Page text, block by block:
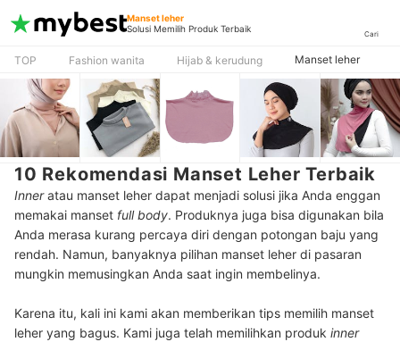
Manset leher
Solusi Memilih Produk Terbaik
Cari
TOP Fashion wanita Hijab & kerudung Manset leher
10 Rekomendasi Manset Leher Terbaik
Inneratau manset leher dapat menjadi solusi jika Anda enggan
memakai manset full body. Produknya juga bisa digunakan bila
Anda merasa kurang percaya diri dengan potongan baju yang
rendah. Namun, banyaknya pilihan manset leher di pasaran
mungkin memusingkan Anda saat ingin membelinya.
Karena itu, kali ini kami akan memberikan tips memilih manset
leher yang bagus. Kami juga telah memilihkan produk inner